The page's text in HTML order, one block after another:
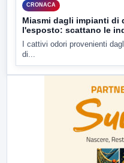
CRONACA
Miasmi dagli impianti di
l'esposto: scattano le
I cattivi odori provenienti
di...